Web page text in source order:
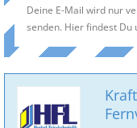
Deine E-Mail wird nur
senden. Hier findest Du